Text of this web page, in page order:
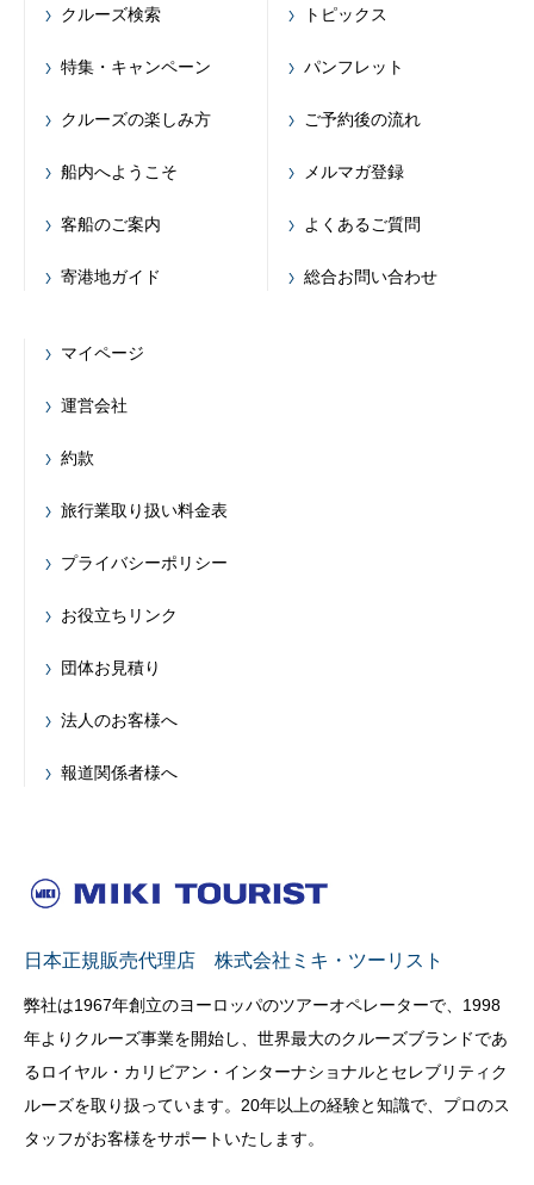
クルーズ検索
特集・キャンペーン
クルーズの楽しみ方
船内へようこそ
客船のご案内
寄港地ガイド
トピックス
パンフレット
ご予約後の流れ
メルマガ登録
よくあるご質問
総合お問い合わせ
マイページ
運営会社
約款
旅行業取り扱い料金表
プライバシーポリシー
お役立ちリンク
団体お見積り
法人のお客様へ
報道関係者様へ
日本正規販売代理店 株式会社ミキ・ツーリスト
弊社は1967年創立のヨーロッパのツアーオペレーターで、1998
年よりクルーズ事業を開始し、世界最大のクルーズブランドであ
るロイヤル・カリビアン・インターナショナルとセレブリティク
ルーズを取り扱っています。20年以上の経験と知識で、プロのス
タッフがお客様をサポートいたします。